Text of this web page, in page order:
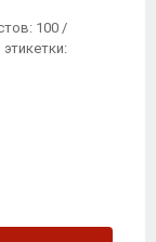
100 /